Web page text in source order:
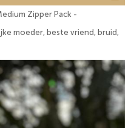
Zipper Pack -
moeder, beste vriend, bruid,